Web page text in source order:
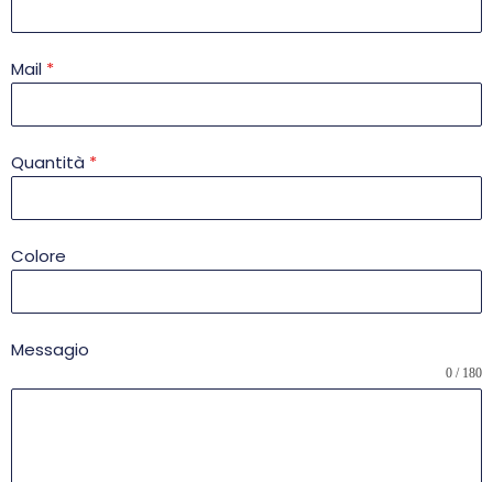
Mail *
Quantità *
Colore
Messagio
0 / 180